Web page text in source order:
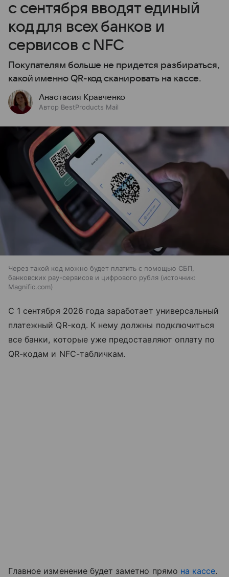
с сентября вводят единый
код для всех банков и
сервисов с NFC
Покупателям больше не придется разбираться,
какой именно QR-код сканировать на кассе.
Анастасия Кравченко
Автор BestProducts Mail
Через такой код можно будет платить с помощью СБП,
банковских pay-сервисов и цифрового рубля
источник:
Magnific.com
С 1 сентября 2026 года заработает универсальный
платежный QR-код. К нему должны подключиться
все банки, которые уже предоставляют оплату по
QR-кодам и NFC-табличкам.
Главное изменение будет заметно прямо на кассе.